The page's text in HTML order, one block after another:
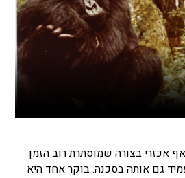
אכזרי בצורה שמוסתרת רוב הזמן
גם אותה בסכנה. בוקר אחד היא